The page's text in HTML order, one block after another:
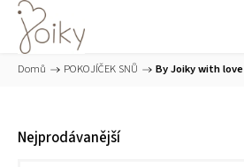
Domů / POKOJÍČEK SNŮ / By Joiky with love
Nejprodávanější